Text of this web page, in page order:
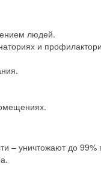
людей.
и
– уничтожают до